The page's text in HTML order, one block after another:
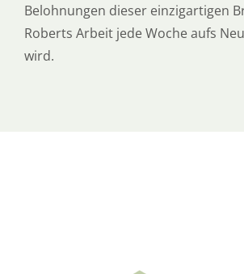
Belohnungen dieser einzigartigen
Roberts Arbeit jede Woche aufs
wird.